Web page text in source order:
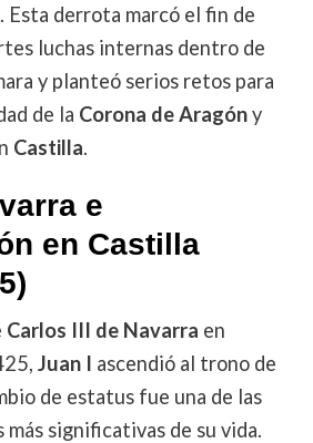
. Esta derrota marcó el fin de
luchas internas dentro de
y planteó serios retos para
de la Corona de Aragóny
Castilla.
e
en Castilla
Carlos III de Navarra en
Juan I ascendió al trono de
de estatus fue una de las
significativas de su vida.